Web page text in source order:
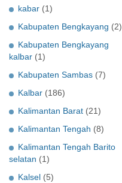
kabar (1)
Kabupaten Bengkayang (2)
Kabupaten Bengkayang
kalbar (1)
Kabupaten Sambas (7)
Kalbar (186)
Kalimantan Barat (21)
Kalimantan Tengah (8)
Kalimantan Tengah Barito
selatan (1)
Kalsel (5)